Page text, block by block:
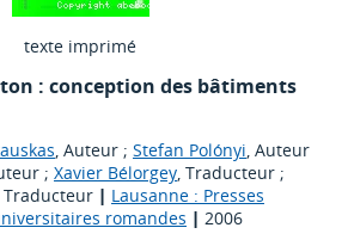
texte imprimé
: conception des bâtiments
, Auteur ; Stefan Polónyi, Auteur
; Xavier Bélorgey, Traducteur ;
Traducteur | Lausanne : Presses
romandes | 2006